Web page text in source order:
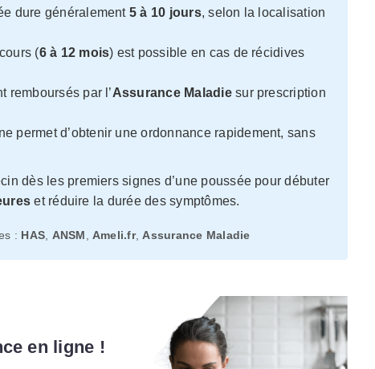
dure généralement 5 à 10 jours, selon la localisation
(6 à 12 mois) est possible en cas de récidives
remboursés par l’Assurance Maladiesur prescription
permet d’obtenir une ordonnance rapidement, sans
dès les premiers signes d’une poussée pour débuter
et réduire la durée des symptômes.
: HAS, ANSM , Ameli.fr,Assurance Maladie
en ligne !